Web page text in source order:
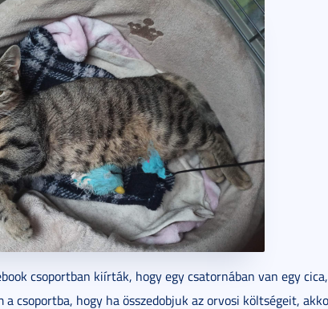
csoportban kiírták, hogy egy csatornában van egy
csoportba, hogy ha összedobjuk az orvosi költségeit,